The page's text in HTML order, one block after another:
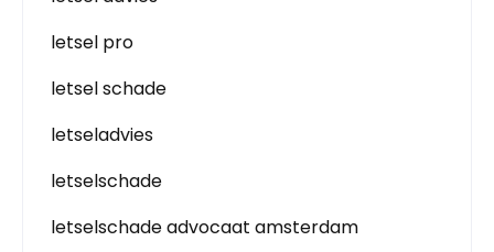
letsel pro
letsel schade
letseladvies
letselschade
letselschade advocaat amsterdam